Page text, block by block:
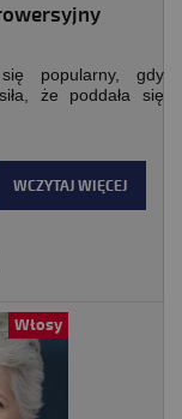
popularny, gdy
że poddała się
WCZYTAJ WIĘCEJ
Włosy